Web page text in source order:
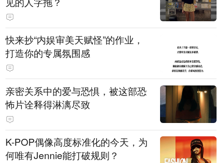
快来抄“内娱审美天赋怪”的作业，
打造你的专属氛围感
亲密关系中的爱与恐惧，被这部恐
怖片诠释得淋漓尽致
K-POP偶像高度标准化的今天，为
何唯有Jennie能打破规则？